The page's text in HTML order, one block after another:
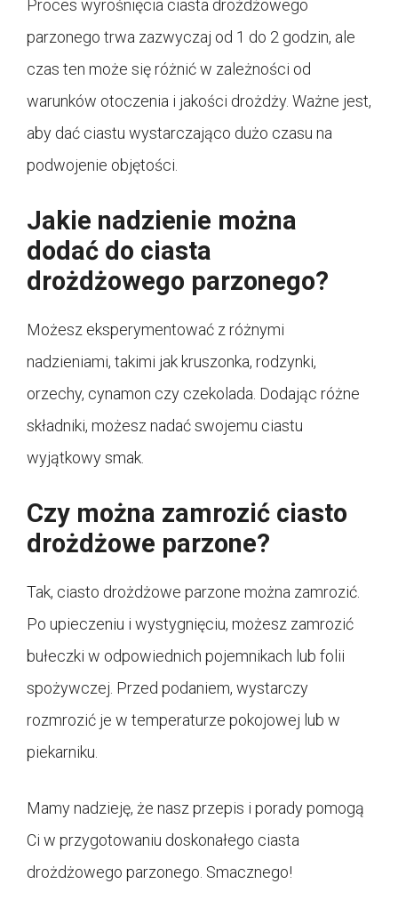
Proces wyrośnięcia ciasta drożdżowego
parzonego trwa zazwyczaj od 1 do 2 godzin, ale
czas ten może się różnić w zależności od
warunków otoczenia i jakości drożdży. Ważne jest,
aby dać ciastu wystarczająco dużo czasu na
podwojenie objętości.
Jakie nadzienie można
dodać do ciasta
drożdżowego parzonego?
Możesz eksperymentować z różnymi
nadzieniami, takimi jak kruszonka, rodzynki,
orzechy, cynamon czy czekolada. Dodając różne
składniki, możesz nadać swojemu ciastu
wyjątkowy smak.
Czy można zamrozić ciasto
drożdżowe parzone?
Tak, ciasto drożdżowe parzone można zamrozić.
Po upieczeniu i wystygnięciu, możesz zamrozić
bułeczki w odpowiednich pojemnikach lub folii
spożywczej. Przed podaniem, wystarczy
rozmrozić je w temperaturze pokojowej lub w
piekarniku.
Mamy nadzieję, że nasz przepis i porady pomogą
Ci w przygotowaniu doskonałego ciasta
drożdżowego parzonego. Smacznego!